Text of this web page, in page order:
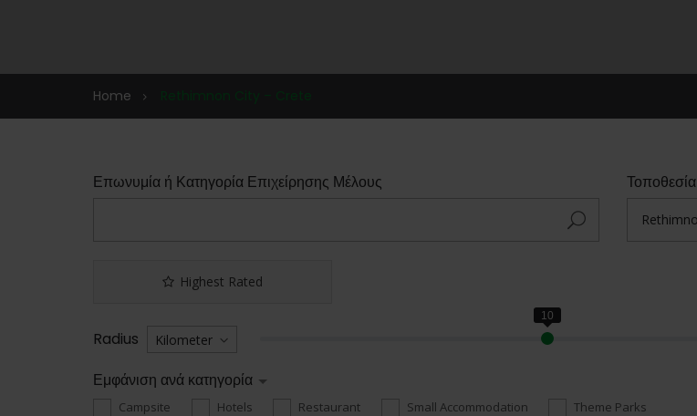
Home
Επωνυμία ή Κατηγορία Επιχείρησης Μέλους Τοποθεσία
Highest Rated
Radius
Εμφάνιση ανά κατηγορία
Campsite Hotels Restaurant Small Accommodation Theme Parks